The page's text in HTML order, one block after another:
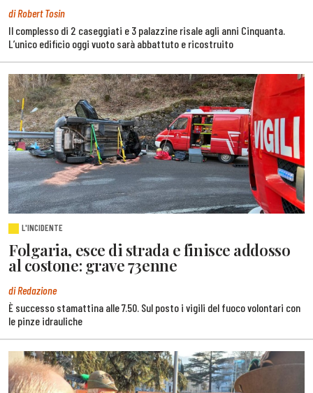
di Robert Tosin
Il complesso di 2 caseggiati e 3 palazzine risale agli anni Cinquanta.
L’unico edificio oggi vuoto sarà abbattuto e ricostruito
L'INCIDENTE
Folgaria, esce di strada e finisce addosso
al costone: grave 73enne
di Redazione
È successo stamattina alle 7.50. Sul posto i vigili del fuoco volontari con
le pinze idrauliche